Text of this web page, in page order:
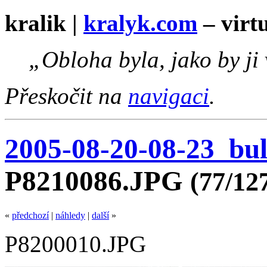
kralik | kralyk.com –
„Obloha byla, jako by ji
Přeskočit na navigaci.
2005-08-20-08-
P8210086.JPG (77/
« předchozí| náhledy | další»
P8200010.JPG